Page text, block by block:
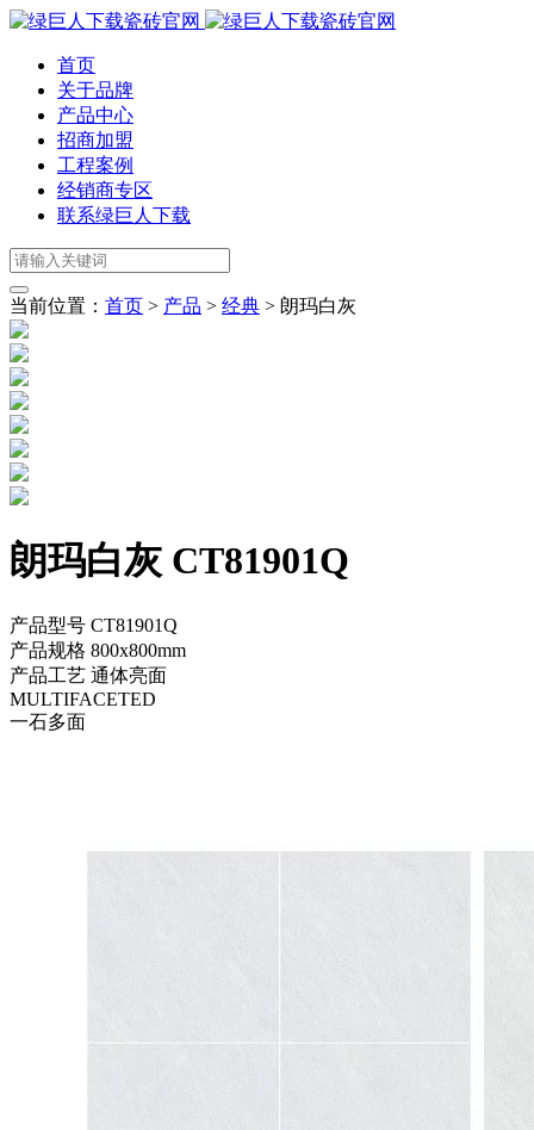
首页
关于品牌
产品中心
招商加盟
工程案例
经销商专区
联系绿巨人下载
当前位置： 首页 > 产品 > 经典 > 朗玛白灰
朗玛白灰 CT81901Q
产品型号 CT81901Q
产品规格 800x800mm
产品工艺 通体亮面
MULTIFACETED
一石多面